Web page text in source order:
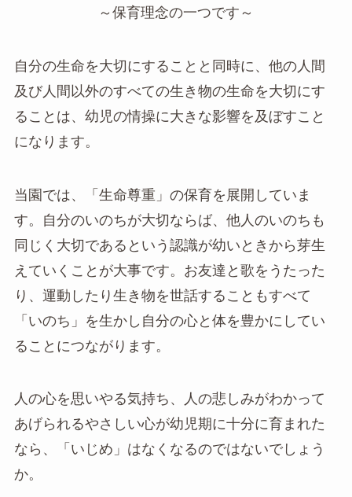
～保育理念の一つです～
自分の生命を大切にすることと同時に、他の人間
及び人間以外のすべての生き物の生命を大切にす
ることは、幼児の情操に大きな影響を及ぼすこと
になります。
当園では、「生命尊重」の保育を展開していま
す。自分のいのちが大切ならば、他人のいのちも
同じく大切であるという認識が幼いときから芽生
えていくことが大事です。お友達と歌をうたった
り、運動したり生き物を世話することもすべて
「いのち」を生かし自分の心と体を豊かにしてい
ることにつながります。
人の心を思いやる気持ち、人の悲しみがわかって
あげられるやさしい心が幼児期に十分に育まれた
なら、「いじめ」はなくなるのではないでしょう
か。